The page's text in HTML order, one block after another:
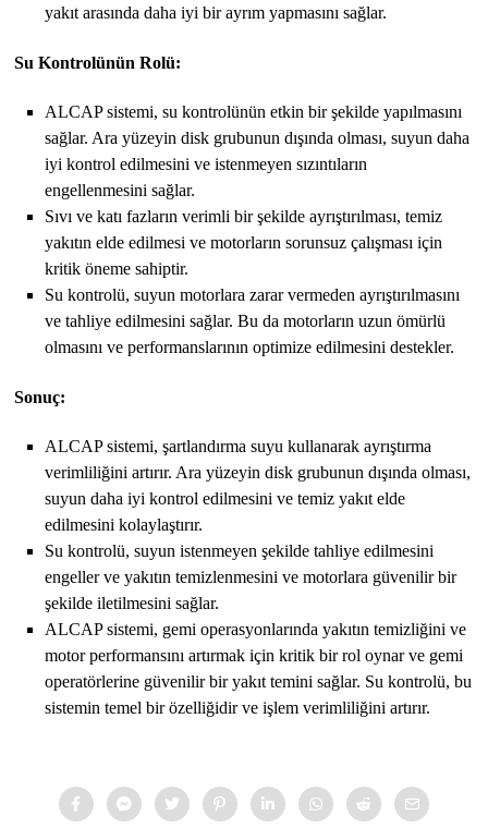
yakıt arasında daha iyi bir ayrım yapmasını sağlar.
Su Kontrolünün Rolü:
ALCAP sistemi, su kontrolünün etkin bir şekilde yapılmasını
sağlar. Ara yüzeyin disk grubunun dışında olması, suyun daha
iyi kontrol edilmesini ve istenmeyen sızıntıların
engellenmesini sağlar.
Sıvı ve katı fazların verimli bir şekilde ayrıştırılması, temiz
yakıtın elde edilmesi ve motorların sorunsuz çalışması için
kritik öneme sahiptir.
Su kontrolü, suyun motorlara zarar vermeden ayrıştırılmasını
ve tahliye edilmesini sağlar. Bu da motorların uzun ömürlü
olmasını ve performanslarının optimize edilmesini destekler.
Sonuç:
ALCAP sistemi, şartlandırma suyu kullanarak ayrıştırma
verimliliğini artırır. Ara yüzeyin disk grubunun dışında olması,
suyun daha iyi kontrol edilmesini ve temiz yakıt elde
edilmesini kolaylaştırır.
Su kontrolü, suyun istenmeyen şekilde tahliye edilmesini
engeller ve yakıtın temizlenmesini ve motorlara güvenilir bir
şekilde iletilmesini sağlar.
ALCAP sistemi, gemi operasyonlarında yakıtın temizliğini ve
motor performansını artırmak için kritik bir rol oynar ve gemi
operatörlerine güvenilir bir yakıt temini sağlar. Su kontrolü, bu
sistemin temel bir özelliğidir ve işlem verimliliğini artırır.